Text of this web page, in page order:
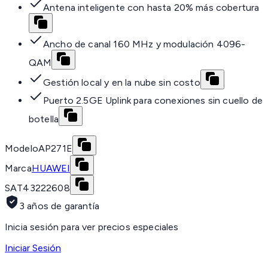
Antena inteligente con hasta 20% más cobertura
Ancho de canal 160 MHz y modulación 4096-
QAM
Gestión local y en la nube sin costo
Puerto 2.5GE Uplink para conexiones sin cuello de
botella
ModeloAP271E
MarcaHUAWEI
SAT43222608
3 años de garantía
Inicia sesión para ver precios especiales
Iniciar Sesión